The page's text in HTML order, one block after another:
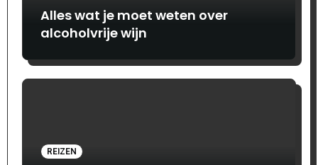
Alles wat je moet weten over
alcoholvrije wijn
REIZEN